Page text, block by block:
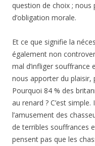
question de choix ; nous
d’obligation morale.
Et ce que signifie la
également non
mal d’infliger
nous apporter du
Pourquoi 84 % des
au renard ? C’est
l’amusement des
de terribles souffrances
pensent pas que les